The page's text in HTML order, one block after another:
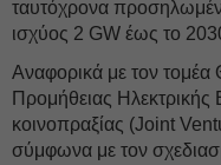
ταυτόχρονα
ισχύος 2 GW έως το
Αναφορικά με τον
Προμήθειας Ηλεκτρικής
κοινοπραξίας (Joint
σύμφωνα με τον